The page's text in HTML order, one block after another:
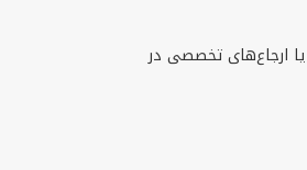
ارجاع‌های تخصصی در